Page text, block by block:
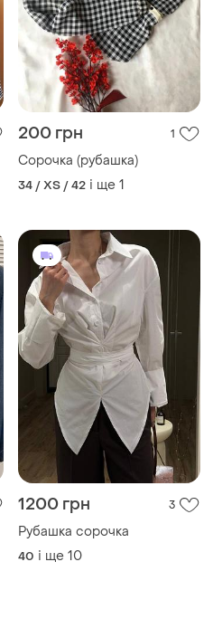
200 грн 1
Сорочка (рубашка)
34 / XS / 42 і ще 1
1200 грн 3
Рубашка сорочка
40 і ще 10